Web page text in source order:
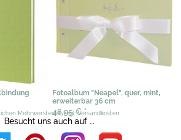
Fotoalbum "Neapel", quer, mint,
erweiterbar 36 cm
48,95 €*
Mehrwersteuer, zzgl. Versandkosten
Besucht uns auch auf ...